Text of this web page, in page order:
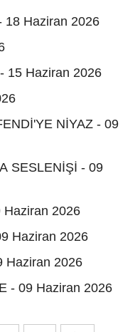
18 Haziran 2026
15 Haziran 2026
NİYAZ - 09
SESLENİŞİ - 09
Haziran 2026
Haziran 2026
Haziran 2026
- 09 Haziran 2026